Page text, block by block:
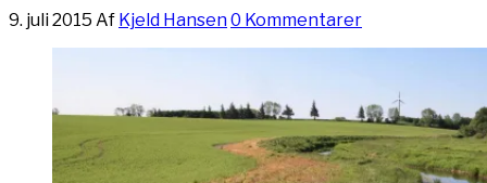
9. juli 2015 Af Kjeld Hansen0 Kommentarer